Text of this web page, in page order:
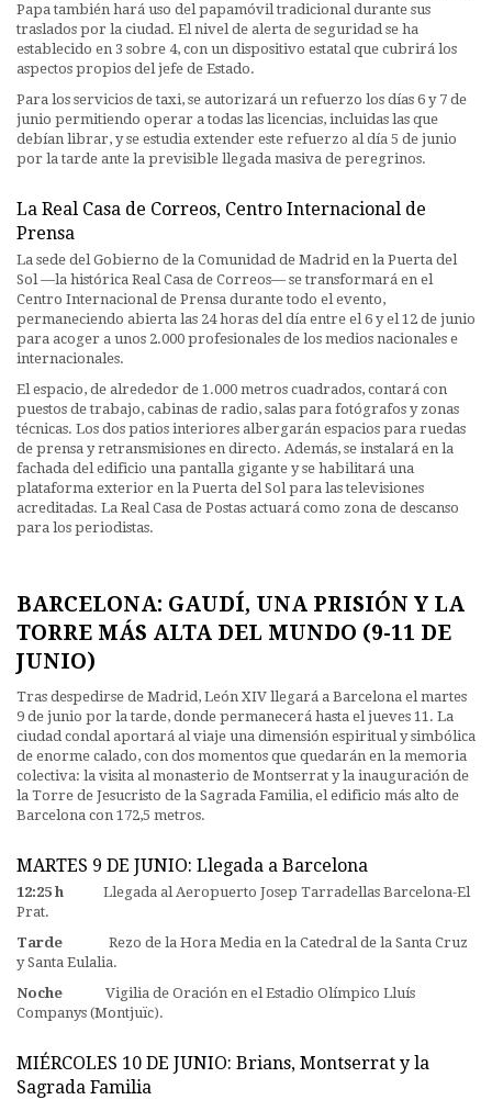
Papa también hará uso del papamóvil tradicional durante sus
traslados por la ciudad. El nivel de alerta de seguridad se ha
establecido en 3 sobre 4, con un dispositivo estatal que cubrirá los
aspectos propios del jefe de Estado.
Para los servicios de taxi, se autorizará un refuerzo los días 6 y 7 de
junio permitiendo operar a todas las licencias, incluidas las que
debían librar, y se estudia extender este refuerzo al día 5 de junio
por la tarde ante la previsible llegada masiva de peregrinos.
La Real Casa de Correos, Centro Internacional de
Prensa
La sede del Gobierno de la Comunidad de Madrid en la Puerta del
Sol —la histórica Real Casa de Correos— se transformará en el
Centro Internacional de Prensa durante todo el evento,
permaneciendo abierta las 24 horas del día entre el 6 y el 12 de junio
para acoger a unos 2.000 profesionales de los medios nacionales e
internacionales.
El espacio, de alrededor de 1.000 metros cuadrados, contará con
puestos de trabajo, cabinas de radio, salas para fotógrafos y zonas
técnicas. Los dos patios interiores albergarán espacios para ruedas
de prensa y retransmisiones en directo. Además, se instalará en la
fachada del edificio una pantalla gigante y se habilitará una
plataforma exterior en la Puerta del Sol para las televisiones
acreditadas. La Real Casa de Postas actuará como zona de descanso
para los periodistas.
BARCELONA: GAUDÍ, UNA PRISIÓN Y LA
TORRE MÁS ALTA DEL MUNDO (9-11 DE
JUNIO)
Tras despedirse de Madrid, León XIV llegará a Barcelona el martes
9 de junio por la tarde, donde permanecerá hasta el jueves 11. La
ciudad condal aportará al viaje una dimensión espiritual y simbólica
de enorme calado, con dos momentos que quedarán en la memoria
colectiva: la visita al monasterio de Montserrat y la inauguración de
la Torre de Jesucristo de la Sagrada Familia, el edificio más alto de
Barcelona con 172,5 metros.
MARTES 9 DE JUNIO: Llegada a Barcelona
12:25 h Llegada al Aeropuerto Josep Tarradellas Barcelona-El
Prat.
Tarde Rezo de la Hora Media en la Catedral de la Santa Cruz
y Santa Eulalia.
Noche Vigilia de Oración en el Estadio Olímpico Lluís
Companys (Montjuïc).
MIÉRCOLES 10 DE JUNIO: Brians, Montserrat y la
Sagrada Familia